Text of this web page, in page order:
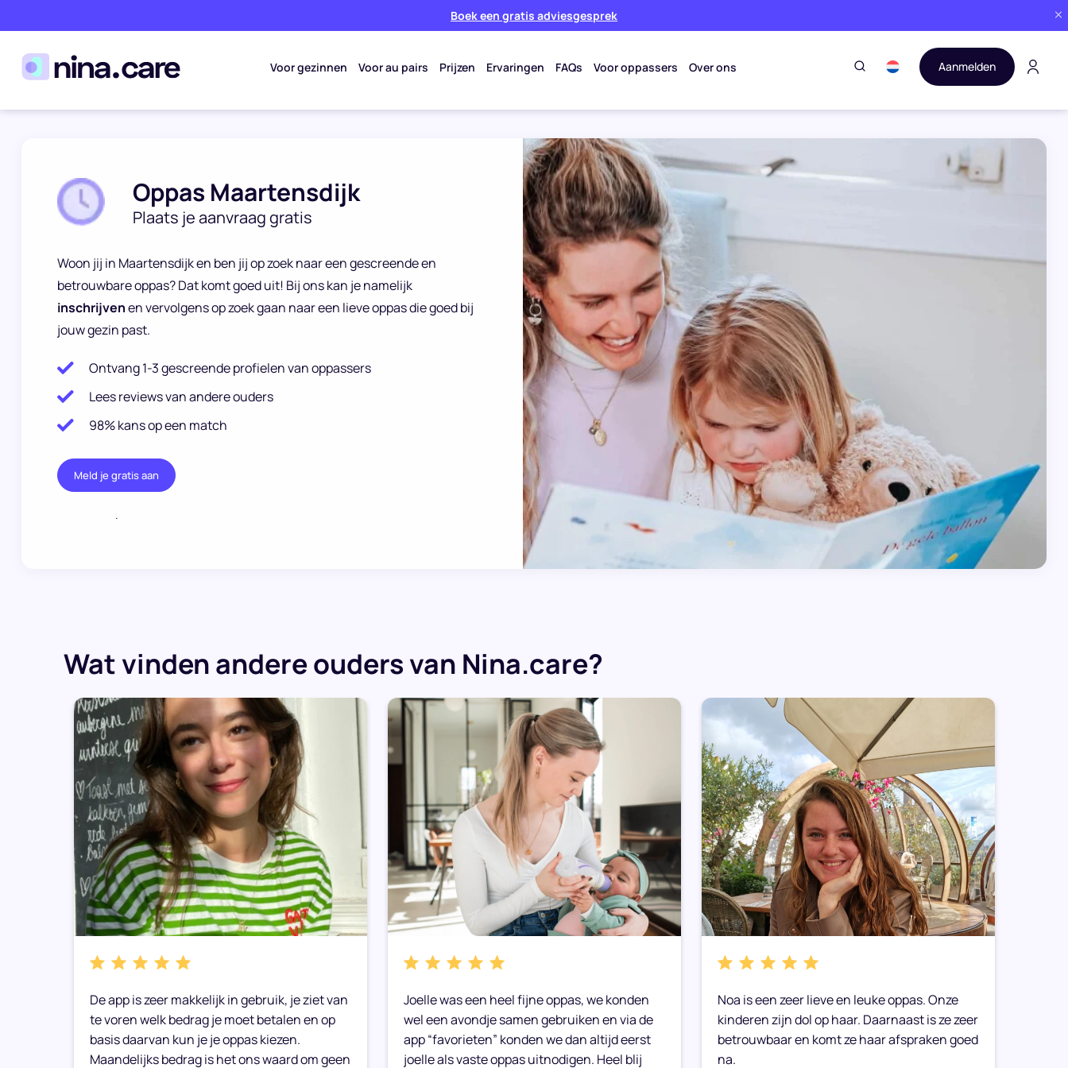
Boek een gratis adviesgesprek
Voor gezinnen Voor au pairs Prijzen Ervaringen FAQs Voor oppassers Over ons Aanmelden
Oppas Maartensdijk
Plaats je aanvraag gratis
Woon jij in Maartensdijk en ben jij op zoek naar een gescreende en
betrouwbare oppas? Dat komt goed uit! Bij ons kan je namelijk
inschrijvenen vervolgens op zoek gaan naar een lieve oppas die goed bij
jouw gezin past.
Ontvang 1-3 gescreende profielen van oppassers
Lees reviews van andere ouders
98% kans op een match
Meld je gratis aan
.
Wat vinden andere ouders van Nina.care?
De app is zeer makkelijk in gebruik, je ziet van
te voren welk bedrag je moet betalen en op
basis daarvan kun je je oppas kiezen.
Maandelijks bedrag is het ons waard om geen
Joelle was een heel fijne oppas, we konden
wel een avondje samen gebruiken en via de
app “favorieten” konden we dan altijd eerst
joelle als vaste oppas uitnodigen. Heel blij
Noa is een zeer lieve en leuke oppas. Onze
kinderen zijn dol op haar. Daarnaast is ze zeer
betrouwbaar en komt ze haar afspraken goed
na.